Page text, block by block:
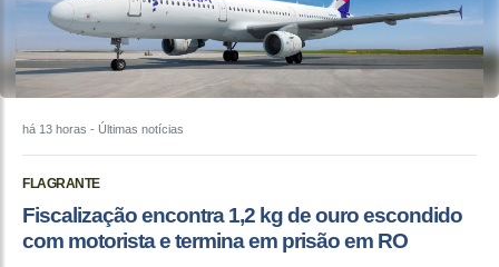
há 13 horas - Últimas notícias
FLAGRANTE
Fiscalização encontra 1,2 kg de ouro escondido
com motorista e termina em prisão em RO